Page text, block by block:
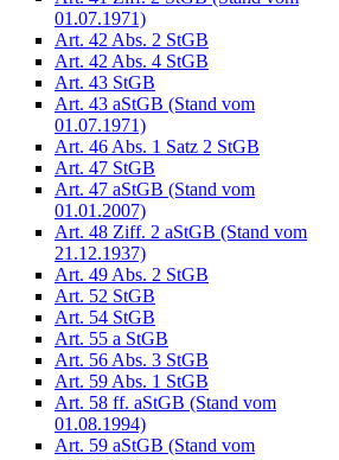
01.07.1971)
Art. 42 Abs. 2 StGB
Art. 42 Abs. 4 StGB
Art. 43 StGB
Art. 43 aStGB (Stand vom
01.07.1971)
Art. 46 Abs. 1 Satz 2 StGB
Art. 47 StGB
Art. 47 aStGB (Stand vom
01.01.2007)
Art. 48 Ziff. 2 aStGB (Stand vom
21.12.1937)
Art. 49 Abs. 2 StGB
Art. 52 StGB
Art. 54 StGB
Art. 55 a StGB
Art. 56 Abs. 3 StGB
Art. 59 Abs. 1 StGB
Art. 58 ff. aStGB (Stand vom
01.08.1994)
Art. 59 aStGB (Stand vom